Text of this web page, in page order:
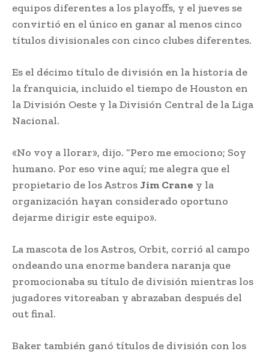
equipos diferentes a los playoffs, y el jueves se
convirtió en el único en ganar al menos cinco
títulos divisionales con cinco clubes diferentes.
Es el décimo título de división en la historia de
la franquicia, incluido el tiempo de Houston en
la División Oeste y la División Central de la Liga
Nacional.
«No voy a llorar», dijo. “Pero me emociono; Soy
humano. Por eso vine aquí; me alegra que el
propietario de los AstrosJim Crane y la
organización hayan considerado oportuno
dejarme dirigir este equipo».
La mascota de los Astros, Orbit, corrió al campo
ondeando una enorme bandera naranja que
promocionaba su título de división mientras los
jugadores vitoreaban y abrazaban después del
out final.
Baker también ganó títulos de división con los